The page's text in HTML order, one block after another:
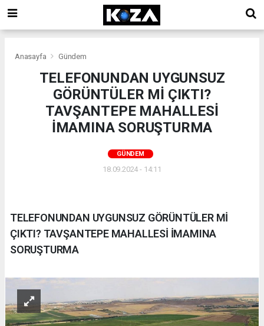
Anasayfa Gündem
TELEFONUNDAN UYGUNSUZ
GÖRÜNTÜLER Mİ ÇIKTI?
TAVŞANTEPE MAHALLESİ
İMAMINA SORUŞTURMA
GÜNDEM
18.09.2024 - 14:11
TELEFONUNDAN UYGUNSUZ GÖRÜNTÜLER Mİ
ÇIKTI? TAVŞANTEPE MAHALLESİ İMAMINA
SORUŞTURMA